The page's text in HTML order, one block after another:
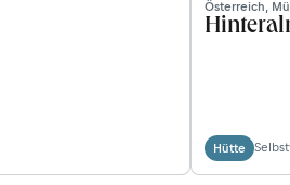
Österreich,
Hütte